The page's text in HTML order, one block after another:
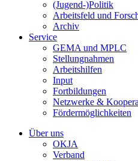
(Jugend-)Politik
Arbeitsfeld und
Archiv
Service
GEMA und MPLC
Stellungnahmen
Arbeitshilfen
Input
Fortbildungen
Netzwerke &
Fördermöglichkeiten
Über uns
OKJA
Verband